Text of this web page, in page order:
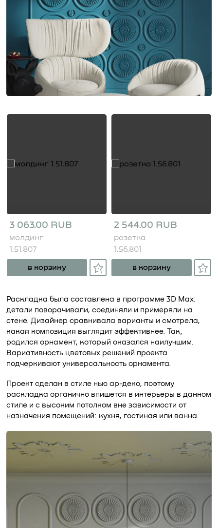
3 063.00 RUB
молдинг
1.51.807
в корзину
2 544.00 RUB
розетка
1.56.801
в корзину
Раскладка была составлена в программе 3D Max:
детали поворачивали, соединяли и примеряли на
стене. Дизайнер сравнивала варианты и смотрела,
какая композиция выглядит эффективнее. Так,
родился орнамент, который оказался наилучшим.
Вариативность цветовых решений проекта
подчеркивают универсальность орнамента.
Проект сделан в стиле нью ар-деко, поэтому
раскладка органично впишется в интерьеры в данном
стиле и с высоким потолком вне зависимости от
назначения помещений: кухня, гостиная или ванна.